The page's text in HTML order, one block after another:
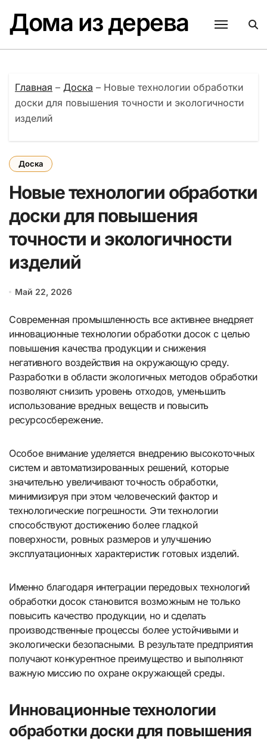
содержанию
Дома из дерева
Главная – Доска – Новые технологии обработки
доски для повышения точности и экологичности
изделий
Доска
Новые технологии обработки
доски для повышения
точности и экологичности
изделий
Май 22, 2026
Современная промышленность все активнее внедряет
инновационные технологии обработки досок с целью
повышения качества продукции и снижения
негативного воздействия на окружающую среду.
Разработки в области экологичных методов обработки
позволяют снизить уровень отходов, уменьшить
использование вредных веществ и повысить
ресурсосбережение.
Особое внимание уделяется внедрению высокоточных
систем и автоматизированных решений, которые
значительно увеличивают точность обработки,
минимизируя при этом человеческий фактор и
технологические погрешности. Эти технологии
способствуют достижению более гладкой
поверхности, ровных размеров и улучшению
эксплуатационных характеристик готовых изделий.
Именно благодаря интеграции передовых технологий
обработки досок становится возможным не только
повысить качество продукции, но и сделать
производственные процессы более устойчивыми и
экологически безопасными. В результате предприятия
получают конкурентное преимущество и выполняют
важную миссию по охране окружающей среды.
Инновационные технологии
обработки доски для повышения